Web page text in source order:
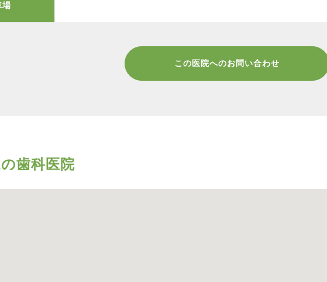
場
この医院へのお問い合わせ
歯科医院